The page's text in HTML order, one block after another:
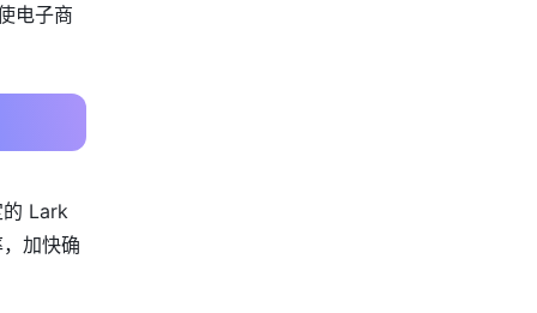
电子商
Lark
加快确